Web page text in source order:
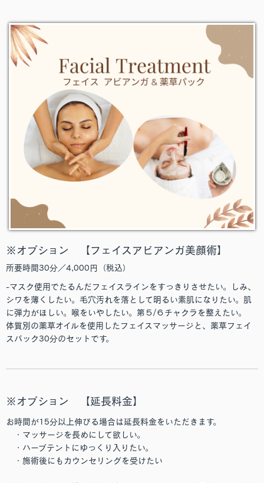
※オプション 【フェイスアビアンガ美顔術】
所要時間30分／4,000円（税込）
-マスク使用でたるんだフェイスラインをすっきりさせたい。しみ、
シワを薄くしたい。毛穴汚れを落として明るい素肌になりたい。肌
に弾力がほしい。喉をいやしたい。第５/６チャクラを整えたい。
体質別の薬草オイルを使用したフェイスマッサージと、薬草フェイ
スパック30分のセットです。
※オプション 【延長料金】
お時間が15分以上伸びる場合は延長料金をいただきます。
・マッサージを長めにして欲しい。
・ハーブテントにゆっくり入りたい。
・施術後にもカウンセリングを受けたい